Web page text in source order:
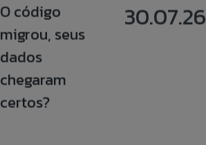
O código
migrou, seus
dados
chegaram
certos?
30.07.26